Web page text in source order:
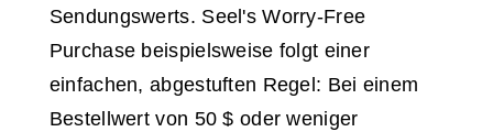
Sendungswerts. Seel's Worry-Free
Purchase beispielsweise folgt einer
einfachen, abgestuften Regel: Bei einem
Bestellwert von 50 $ oder weniger